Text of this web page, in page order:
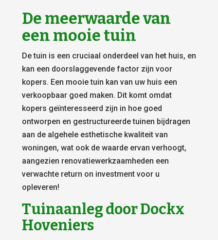
De meerwaarde van
een mooie tuin
De tuin is een cruciaal onderdeel van het huis, en
kan een doorslaggevende factor zijn voor
kopers. Een mooie tuin kan van uw huis een
verkoopbaar goed maken. Dit komt omdat
kopers geïnteresseerd zijn in hoe goed
ontworpen en gestructureerde tuinen bijdragen
aan de algehele esthetische kwaliteit van
woningen, wat ook de waarde ervan verhoogt,
aangezien renovatiewerkzaamheden een
verwachte return on investment voor u
opleveren!
Tuinaanleg door Dockx
Hoveniers